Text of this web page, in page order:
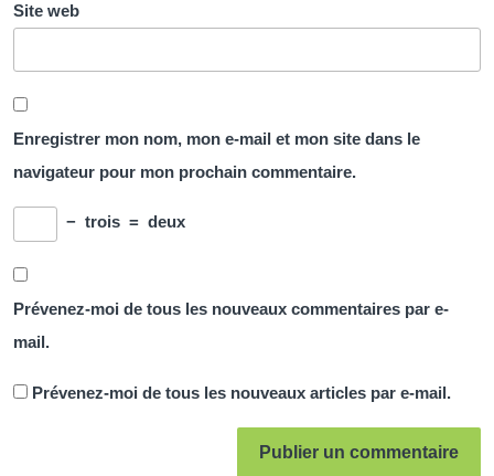
Site web
Enregistrer mon nom, mon e-mail et mon site dans le
navigateur pour mon prochain commentaire.
− trois = deux
Prévenez-moi de tous les nouveaux commentaires par e-
mail.
Prévenez-moi de tous les nouveaux articles par e-mail.